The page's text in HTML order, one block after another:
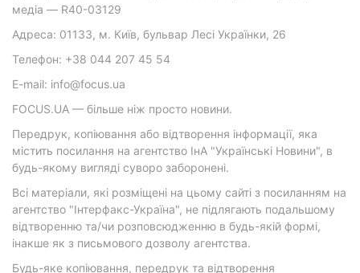
медіа — R40-03129
Адреса: 01133, м. Київ, бульвар Лесі Українки, 26
Телефон: +38 044 207 45 54
E-mail: info@focus.ua
FOCUS.UA — більше ніж просто новини.
Передрук, копіювання або відтворення інформації, яка
містить посилання на агентство ІнА "Українські Новини", в
будь-якому вигляді суворо заборонені.
Всі матеріали, які розміщені на цьому сайті з посиланням на
агентство "Інтерфакс-Україна", не підлягають подальшому
відтворенню та/чи розповсюдженню в будь-якій формі,
інакше як з письмового дозволу агентства.
Будь-яке копіювання, передрук та відтворення